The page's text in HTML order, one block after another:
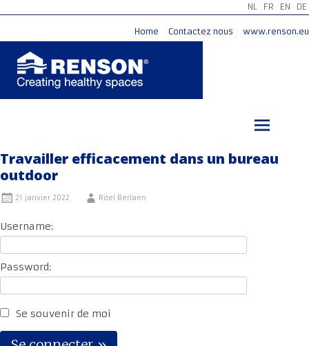
NL FR EN DE
Home Contactez nous www.renson.eu
Travailler efficacement dans un bureau
outdoor
21 janvier 2022 Roel Berlaen
Username:
Password:
Se souvenir de moi